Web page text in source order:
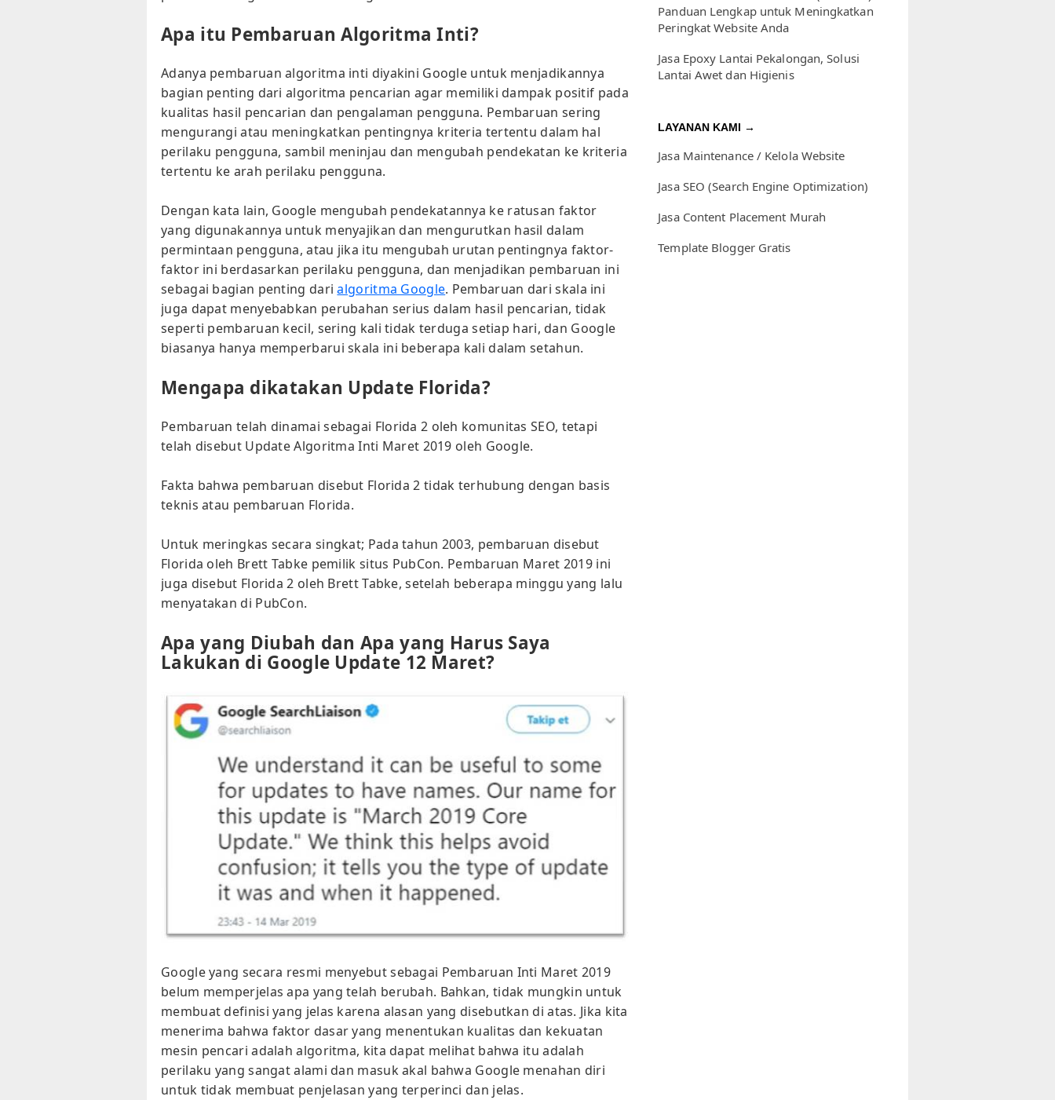
Apa itu Pembaruan Algoritma Inti?
Adanya pembaruan algoritma inti diyakini Google untuk menjadikannya
bagian penting dari algoritma pencarian agar memiliki dampak positif pada
kualitas hasil pencarian dan pengalaman pengguna. Pembaruan sering
mengurangi atau meningkatkan pentingnya kriteria tertentu dalam hal
perilaku pengguna, sambil meninjau dan mengubah pendekatan ke kriteria
tertentu ke arah perilaku pengguna.
Dengan kata lain, Google mengubah pendekatannya ke ratusan faktor
yang digunakannya untuk menyajikan dan mengurutkan hasil dalam
permintaan pengguna, atau jika itu mengubah urutan pentingnya faktor-
faktor ini berdasarkan perilaku pengguna, dan menjadikan pembaruan ini
sebagai bagian penting darialgoritma Google. Pembaruan dari skala ini
juga dapat menyebabkan perubahan serius dalam hasil pencarian, tidak
seperti pembaruan kecil, sering kali tidak terduga setiap hari, dan Google
biasanya hanya memperbarui skala ini beberapa kali dalam setahun.
Mengapa dikatakan Update Florida?
Pembaruan telah dinamai sebagai Florida 2 oleh komunitas SEO, tetapi
telah disebut Update Algoritma Inti Maret 2019 oleh Google.
Fakta bahwa pembaruan disebut Florida 2 tidak terhubung dengan basis
teknis atau pembaruan Florida.
Untuk meringkas secara singkat; Pada tahun 2003, pembaruan disebut
Florida oleh Brett Tabke pemilik situs PubCon. Pembaruan Maret 2019 ini
juga disebut Florida 2 oleh Brett Tabke, setelah beberapa minggu yang lalu
menyatakan di PubCon.
Apa yang Diubah dan Apa yang Harus Saya
Lakukan di Google Update 12 Maret?
Google yang secara resmi menyebut sebagai Pembaruan Inti Maret 2019
belum memperjelas apa yang telah berubah. Bahkan, tidak mungkin untuk
membuat definisi yang jelas karena alasan yang disebutkan di atas. Jika kita
menerima bahwa faktor dasar yang menentukan kualitas dan kekuatan
mesin pencari adalah algoritma, kita dapat melihat bahwa itu adalah
perilaku yang sangat alami dan masuk akal bahwa Google menahan diri
untuk tidak membuat penjelasan yang terperinci dan jelas.
Panduan Lengkap untuk Meningkatkan
Peringkat Website Anda
Jasa Epoxy Lantai Pekalongan, Solusi
Lantai Awet dan Higienis
LAYANAN KAMI →
Jasa Maintenance / Kelola Website
Jasa SEO (Search Engine Optimization)
Jasa Content Placement Murah
Template Blogger Gratis